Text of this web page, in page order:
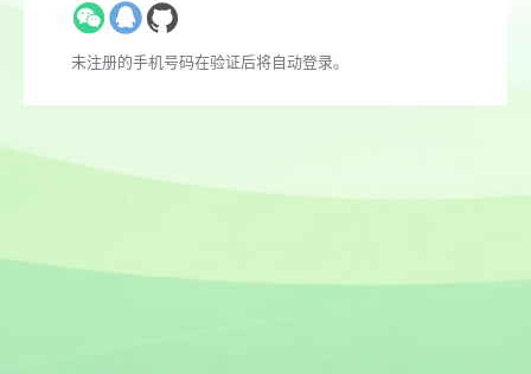
未注册的手机号码在验证后将自动登录。